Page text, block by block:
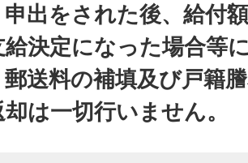
申出をされた後、給付
決定になった場合等
送料の補填及び戸籍
は一切行いません。